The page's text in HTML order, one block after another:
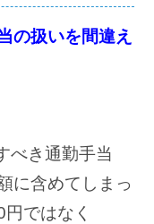
の扱いを間違え
べき通勤手当
に含めてしまっ
ではなく